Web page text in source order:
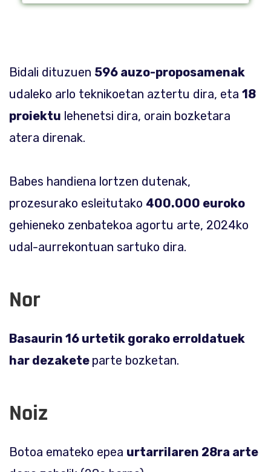
Bidali dituzuen 596 auzo-proposamenak
udaleko arlo teknikoetan aztertu dira, eta 18
proiektu lehenetsi dira, orain bozketara
atera direnak.
Babes handiena lortzen dutenak,
prozesurako esleitutako 400.000 euroko
gehieneko zenbatekoa agortu arte, 2024ko
udal-aurrekontuan sartuko dira.
Nor
Basaurin 16 urtetik gorako erroldatuek
har dezakete parte bozketan.
Noiz
Botoa emateko epea urtarrilaren 28ra arte